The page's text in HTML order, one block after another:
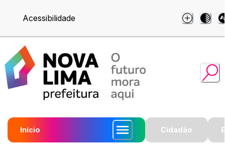
Acessibilidade
Início Cidadão